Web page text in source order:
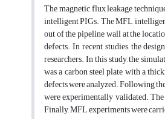
The magnetic flux leakage
intelligent PIGs. The MFL
out of the pipeline wall at the
defects. In recent studies, the
researchers. In this study, the
was a carbon steel plate with a
defects were analyzed. Following
were experimentally validated.
Finally, MFL experiments were